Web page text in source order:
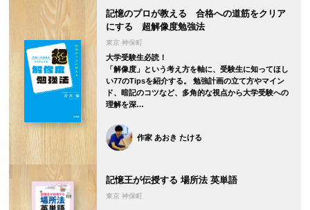
記憶のプロが教える 合格への道筋をクリア
にする 超解像度勉強法
東京 神保町
大学受験生必読！
「解像度」という考え方を軸に、受験生に知ってほし
い77のTipsを紹介する。 勉強計画の立て方やマイン
ド、暗記のコツなど、多角的な視点から大学受験への
理解を深…
作家 あおき たける
記憶王が伝授する 場所法 英単語
東京 神保町